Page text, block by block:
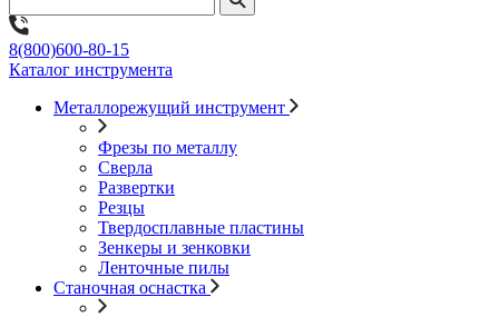
8(800)600-80-15
Каталог инструмента
Металлорежущий инструмент
Фрезы по металлу
Сверла
Развертки
Резцы
Твердосплавные пластины
Зенкеры и зенковки
Ленточные пилы
Станочная оснастка